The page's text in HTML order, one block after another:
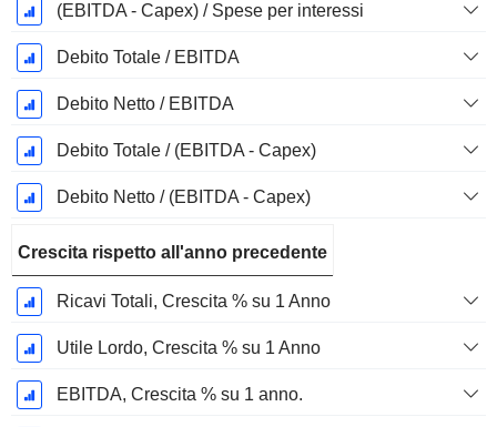
(EBITDA - Capex) / Spese per interessi
Debito Totale / EBITDA
Debito Netto / EBITDA
Debito Totale / (EBITDA - Capex)
Debito Netto / (EBITDA - Capex)
Crescita rispetto all'anno precedente
Ricavi Totali, Crescita % su 1 Anno
Utile Lordo, Crescita % su 1 Anno
EBITDA, Crescita % su 1 anno.